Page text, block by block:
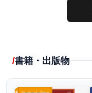
書籍・出版物